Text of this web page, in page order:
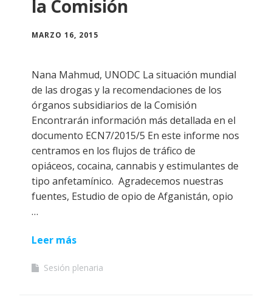
la Comisión
MARZO 16, 2015
Nana Mahmud, UNODC La situación mundial
de las drogas y la recomendaciones de los
órganos subsidiarios de la Comisión
Encontrarán información más detallada en el
documento ECN7/2015/5 En este informe nos
centramos en los flujos de tráfico de
opiáceos, cocaina, cannabis y estimulantes de
tipo anfetamínico. Agradecemos nuestras
fuentes, Estudio de opio de Afganistán, opio
…
Leer más
Sesión plenaria